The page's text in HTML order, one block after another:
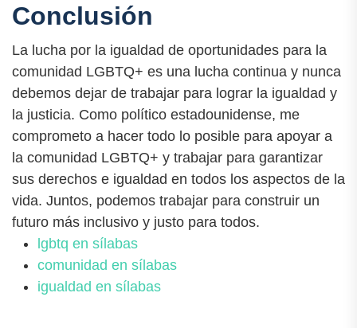
Conclusión
La lucha por la igualdad de oportunidades para la
comunidad LGBTQ+ es una lucha continua y nunca
debemos dejar de trabajar para lograr la igualdad y
la justicia. Como político estadounidense, me
comprometo a hacer todo lo posible para apoyar a
la comunidad LGBTQ+ y trabajar para garantizar
sus derechos e igualdad en todos los aspectos de la
vida. Juntos, podemos trabajar para construir un
futuro más inclusivo y justo para todos.
lgbtq en sílabas
comunidad en sílabas
igualdad en sílabas